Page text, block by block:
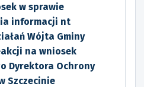
w sprawie
informacji nt
Wójta Gminy
na wniosek
Dyrektora Ochrony
Szczecinie